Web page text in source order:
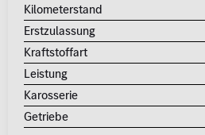
Kilometerstand
Erstzulassung
Kraftstoffart
Leistung
Karosserie
Getriebe